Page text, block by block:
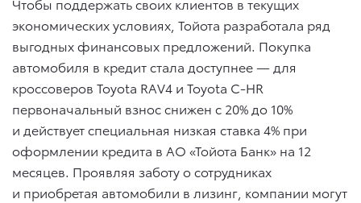
Чтобы поддержать своих клиентов в текущих
экономических условиях, Тойота разработала ряд
выгодных финансовых предложений. Покупка
автомобиля в кредит стала доступнее — для
кроссоверов Toyota RAV4 и Toyota C-HR
первоначальный взнос снижен с 20% до 10%
и действует специальная низкая ставка 4% при
оформлении кредита в АО «Тойота Банк» на 12
месяцев. Проявляя заботу о сотрудниках
и приобретая автомобили в лизинг, компании могут